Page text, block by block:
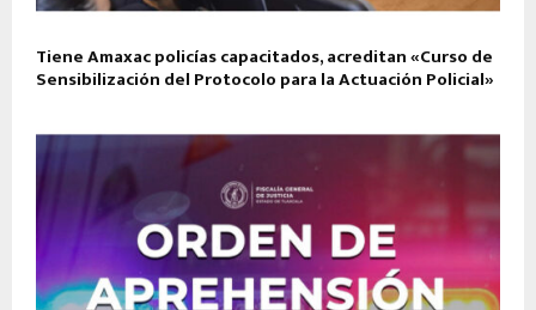
Tiene Amaxac policías capacitados, acreditan «Curso de
Sensibilización del Protocolo para la Actuación Policial»